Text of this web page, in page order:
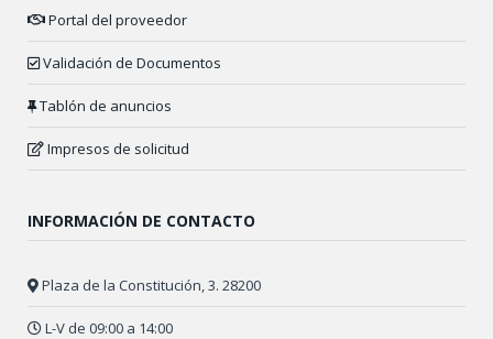
Portal del proveedor
Validación de Documentos
Tablón de anuncios
Impresos de solicitud
INFORMACIÓN DE CONTACTO
Plaza de la Constitución, 3. 28200
L-V de 09:00 a 14:00